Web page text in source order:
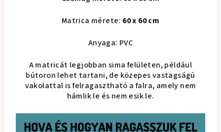
Matrica mérete: 60 x 60 cm
Anyaga: PVC
A matricát legjobban sima felületen, például
bútoron lehet tartani, de közepes vastagságú
vakolattal is felragasztható a falra, amely nem
hámlik le és nem esik le.